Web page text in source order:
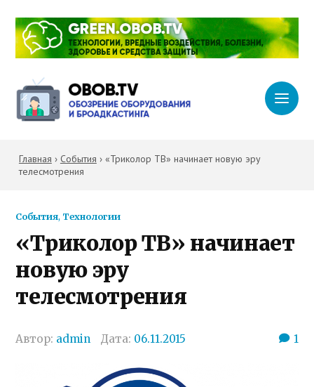
Главная › События › «Триколор ТВ» начинает новую эру
телесмотрения
События, Технологии
«Триколор ТВ» начинает
новую эру
телесмотрения
Автор: admin Дата: 06.11.2015 1